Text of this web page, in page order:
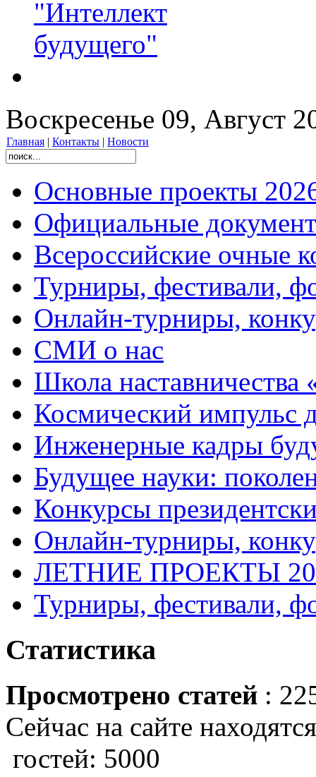
"Интеллект
будущего"
Воскресенье 09, Август
Главная | Контакты | Новости
Основные проекты
Официальные
Всероссийские очные
Турниры, фестивали,
Онлайн-турниры,
СМИ о нас
Школа
Космический импульс
Инженерные кадры
Будущее науки:
Конкурсы
Онлайн-турниры,
ЛЕТНИЕ ПРОЕКТЫ
Турниры, фестивали,
Статистика
Просмотрено статей :
Сейчас на сайте
гостей: 5000